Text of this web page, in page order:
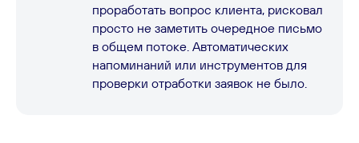
проработать вопрос клиента, рисковал
просто не заметить очередное письмо
в общем потоке. Автоматических
напоминаний или инструментов для
проверки отработки заявок не было.